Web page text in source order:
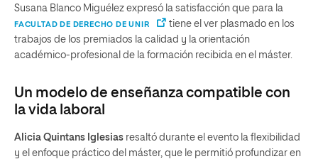
Susana Blanco Miguélez expresó la satisfacción que para la
FACULTAD DE DERECHO DE UNIR
tiene el ver plasmado en los
trabajos de los premiados la calidad y la orientación
académico-profesional de la formación recibida en el máster.
Un modelo de enseñanza compatible con
la vida laboral
Alicia Quintans Iglesias resaltó durante el evento la flexibilidad
y el enfoque práctico del máster, que le permitió profundizar en